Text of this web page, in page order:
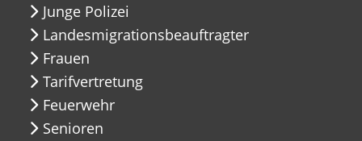
Junge Polizei
Landesmigrationsbeauftragter
Frauen
Tarifvertretung
Feuerwehr
Senioren